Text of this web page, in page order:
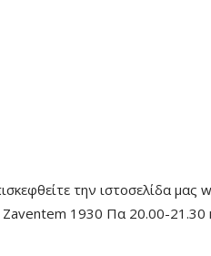
την ιστοσελίδα μας
Zaventem 1930 Πα 20.00-